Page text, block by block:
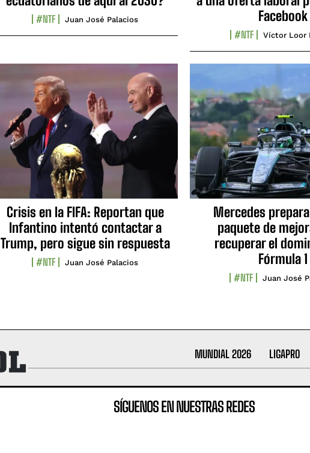
#NTF Juan José Palacios
Facebook
#NTF Víctor Loor
Crisis en la FIFA: Reportan que
Infantino intentó contactar a
Trump, pero sigue sin respuesta
#NTF Juan José Palacios
Mercedes
paquete de
recuperar el
Fórmula 1
#NTF Juan José
MUNDIAL 2026 LIGAPRO
SÍGUENOS EN NUESTRAS REDES